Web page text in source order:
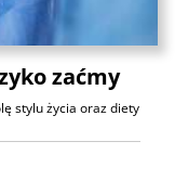
zaćmy
stylu życia oraz diety